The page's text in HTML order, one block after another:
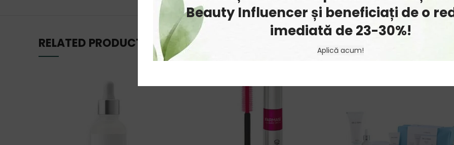
Beauty Influencer și beneficiați de o
imediată de 23-30%!
Aplică acum!
RELATED PRODUCTS